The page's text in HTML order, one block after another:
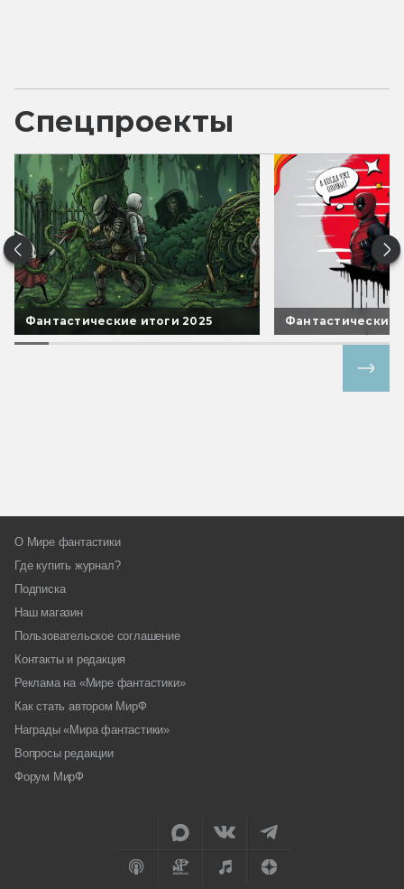
Спецпроекты
Фантастические итоги 2025 Фантастические
О Мире фантастики
Где купить журнал?
Подписка
Наш магазин
Пользовательское соглашение
Контакты и редакция
Реклама на «Мире фантастики»
Как стать автором МирФ
Награды «Мира фантастики»
Вопросы редакции
Форум МирФ